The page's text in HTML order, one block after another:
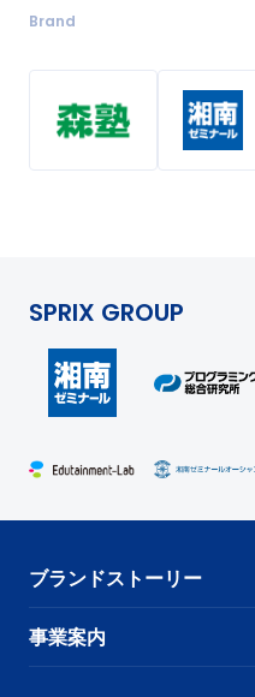
Brand
SPRIX GROUP
ブランドストーリー
事業案内